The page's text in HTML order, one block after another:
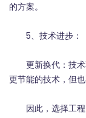
的方案。
5、技术进步：
更新换代：技术
更节能的技术，但
因此，选择工程